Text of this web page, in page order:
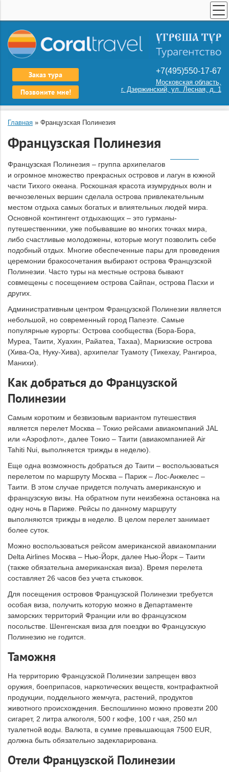
Заказ тура
Позвоните мне!
+7(495)550-17-67
Московская область,
г. Дзержинский, ул. Лесная, д. 1
СТРАХОВАНИЕ
КОНТАКТЫ
Главная » Французская Полинезия
Французская Полинезия
Французская Полинезия – группа архипелагов
и огромное множество прекрасных островов и лагун в южной
части Тихого океана. Роскошная красота изумрудных волн и
вечнозеленых вершин сделала острова привлекательным
местом отдыха самых богатых и влиятельных людей мира.
Основной контингент отдыхающих – это гурманы-
путешественники, уже побывавшие во многих точках мира,
либо счастливые молодожены, которые могут позволить себе
подобный отдых. Многие обеспеченные пары для проведения
церемонии бракосочетания выбирают острова Французской
Полинезии. Часто туры на местные острова бывают
совмещены с посещением острова Сайпан, острова Пасхи и
других.
Административным центром Французской Полинезии является
небольшой, но современный город Папеэте. Самые
популярные курорты: Острова сообщества (Бора-Бора,
Муреа, Таити, Хуахин, Райатеа, Тахаа), Маркизские острова
(Хива-Оа, Нуку-Хива), архипелаг Туамоту (Тикехау, Рангироа,
Манихи).
Как добраться до Французской
Полинезии
Самым коротким и безвизовым вариантом путешествия
является перелет Москва – Токио рейсами авиакомпаний JAL
или «Аэрофлот», далее Токио – Таити (авиакомпанией Air
Tahiti Nui, выполняется трижды в неделю).
Еще одна возможность добраться до Таити – воспользоваться
перелетом по маршруту Москва – Париж – Лос-Анжелес –
Таити. В этом случае придется получать американскую и
французскую визы. На обратном пути неизбежна остановка на
одну ночь в Париже. Рейсы по данному маршруту
выполняются трижды в неделю. В целом перелет занимает
более суток.
Можно воспользоваться рейсом американской авиакомпании
Delta Airlines Москва – Нью-Йорк, далее Нью-Йорк – Таити
(также обязательна американская виза). Время перелета
составляет 26 часов без учета стыковок.
Для посещения островов Французской Полинезии требуется
особая виза, получить которую можно в Департаменте
заморских территорий Франции или во французском
посольстве. Шенгенская виза для поездки во Французскую
Полинезию не годится.
Таможня
На территорию Французской Полинезии запрещен ввоз
оружия, боеприпасов, наркотических веществ, контрафактной
продукции, поддельного жемчуга, растений, продуктов
животного происхождения. Беспошлинно можно провезти 200
сигарет, 2 литра алкоголя, 500 г кофе, 100 г чая, 250 мл
туалетной воды. Валюта, в сумме превышающая 7500 EUR,
должна быть обязательно задекларирована.
Отели Французской Полинезии